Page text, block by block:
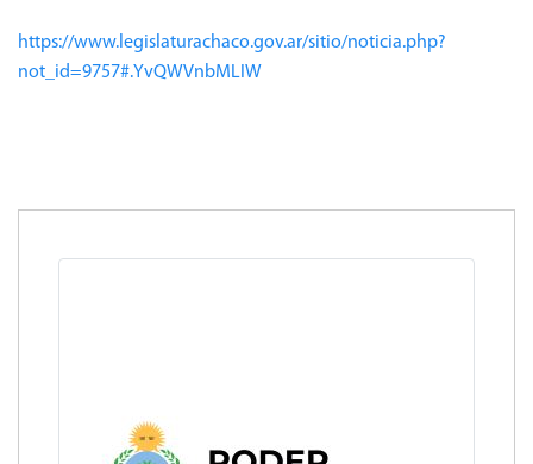
https://www.legislaturachaco.gov.ar/sitio/noticia.php?
not_id=9757#.YvQWVnbMLIW